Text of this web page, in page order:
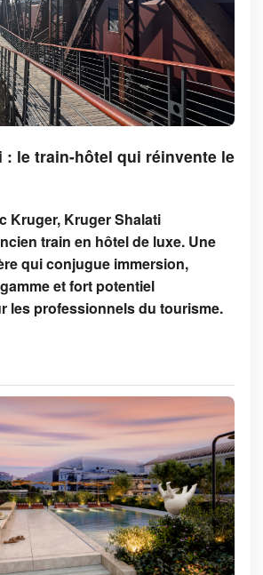
: le train-hôtel qui réinvente le
Kruger, Kruger Shalati
train en hôtel de luxe. Une
qui conjugue immersion,
et fort potentiel
les professionnels du tourisme.